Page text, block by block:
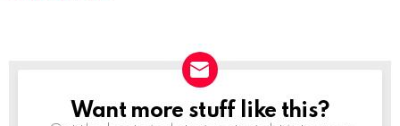
NEWSLETTER
Want more stuff like this?